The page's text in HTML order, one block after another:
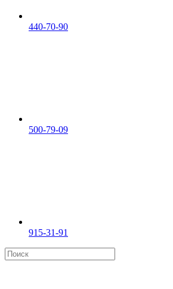
440-70-90
500-79-09
915-31-91